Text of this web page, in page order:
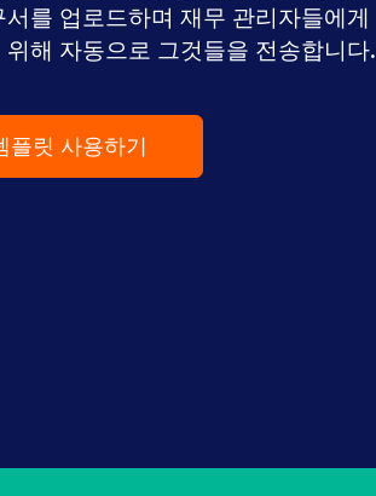
서를 업로드하며 재무 관리자들에게
위해 자동으로 그것들을 전송합니다.
플릿 사용하기